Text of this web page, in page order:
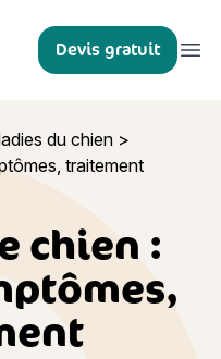
Devis gratuit
du chien >
traitement
chien :